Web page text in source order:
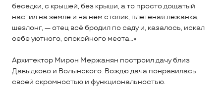
беседки, с крышей, без крыши, а то просто дощатый
настил на земле и на нём столик, плетёная лежанка,
шезлонг, — отец всё бродил по саду и, казалось, искал
себе уютного, спокойного места...»
Архитектор Мирон Мержанян построил дачу близ
Давыдково и Волынского. Вождю дача понравилась
своей скромностью и функциональностью.